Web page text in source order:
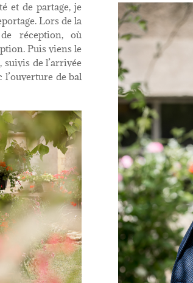
et de partage, je
Lors de la
réception, où
Puis viens le
suivis de l’arrivée
l’ouverture de bal